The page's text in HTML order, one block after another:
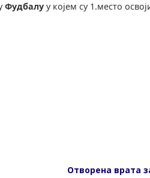
Фудбалуу којем су 1.место
Отворена врата